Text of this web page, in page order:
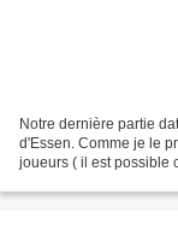
Notre dernière partie
d'Essen. Comme je le
joueurs ( il est possible